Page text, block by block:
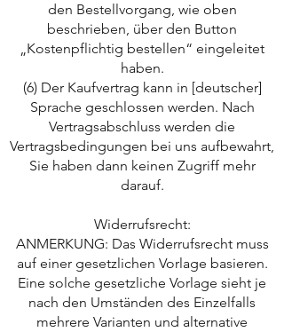
den Bestellvorgang, wie oben
beschrieben, über den Button
„Kostenpflichtig bestellen“ eingeleitet
haben.
(6) Der Kaufvertrag kann in [deutscher]
Sprache geschlossen werden. Nach
Vertragsabschluss werden die
Vertragsbedingungen bei uns aufbewahrt,
Sie haben dann keinen Zugriff mehr
darauf.
Widerrufsrecht:
ANMERKUNG: Das Widerrufsrecht muss
auf einer gesetzlichen Vorlage basieren.
Eine solche gesetzliche Vorlage sieht je
nach den Umständen des Einzelfalls
mehrere Varianten und alternative